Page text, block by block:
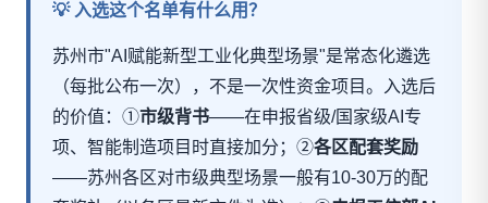
💡 入选这个名单有什么用？
苏州市"AI赋能新型工业化典型场景"是常态化遴选
（每批公布一次），不是一次性资金项目。入选后
的价值：①市级背书——在申报省级/国家级AI专
项、智能制造项目时直接加分；②各区配套奖励
——苏州各区对市级典型场景一般有10-30万的配